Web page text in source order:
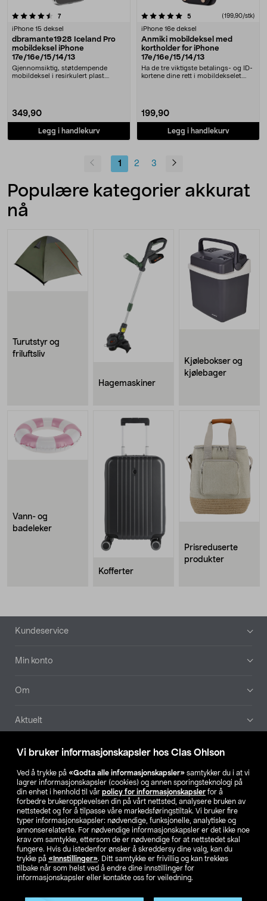
Vi bruker informasjonskapsler hos Clas Ohlson
Ved å trykke på «Godta alle informasjonskapsler» samtykker du i at vi
lagrer informasjonskapsler (cookies) og annen sporingsteknologi på
din enhet i henhold til vår policy for informasjonskapsler for å
forbedre brukeropplevelsen din på vårt nettsted, analysere bruken av
nettstedet og for å tilpasse våre markedsføringstiltak. Vi bruker fire
typer informasjonskapsler: nødvendige, funksjonelle, analytiske og
annonserelaterte. For nødvendige informasjonskapsler er det ikke noe
krav om samtykke, ettersom de er nødvendige for at nettstedet skal
fungere. Hvis du istedenfor ønsker å skreddersy dine valg, kan du
trykke på «Innstillinger». Ditt samtykke er frivillig og kan trekkes
tilbake når som helst ved å endre dine innstillinger for
informasjonskapsler eller kontakte oss for veiledning.
7anmeldelser
iPhone 15 deksel
dbramante1928 Iceland Pro
mobildeksel iPhone
17e/16e/15/14/13
Gjennomsiktig, støtdempende
mobildeksel i resirkulert plast.
349,90
Legg i handlekurv
5.0 av 5 stjerner 5 anmeldelser(199,90/stk)
iPhone 16e deksel
Anmiki mobildeksel med
kortholder for iPhone
17e/16e/15/14/13
Ha de tre viktigste betalings- og ID-
kortene dine rett i mobildekselet.
199,90
Legg i handlekurv
1 2 3
Populære kategorier akkurat
nå
Turutstyr og
friluftsliv
Hagemaskiner
Kjølebokser og
kjølebager
Vann- og
badeleker
Kofferter
Prisreduserte
produkter
Bunntekst
Kundeservice
Min konto
Om
Aktuelt
Våre selskaper
Finn din butikk
SE NO FI